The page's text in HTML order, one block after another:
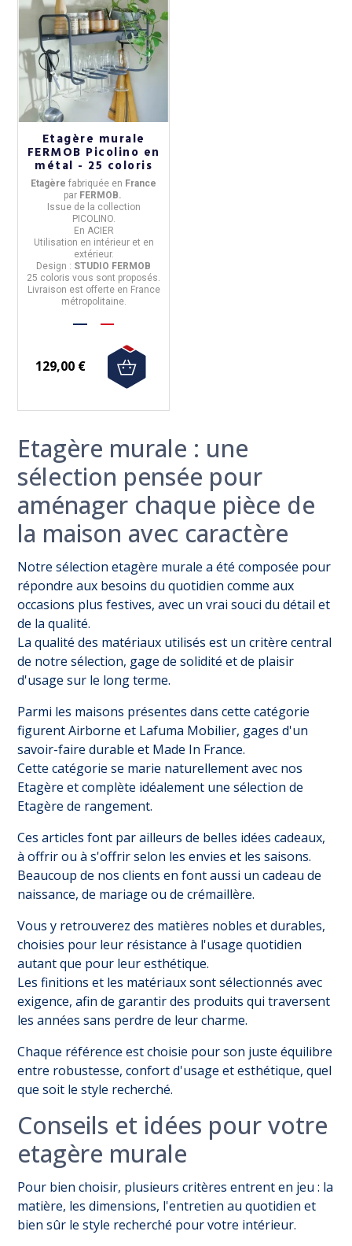
Etagère murale
FERMOB Picolino en
métal - 25 coloris
Etagèrefabriquée en France
par FERMOB.
Issue de la collection
PICOLINO.
En ACIER
Utilisation en intérieur et en
extérieur.
Design : STUDIO FERMOB
25 coloris vous sont proposés.
Livraison est offerte en France
métropolitaine.
129,00 €
Etagère murale : une
sélection pensée pour
aménager chaque pièce de
la maison avec caractère
Notre sélection etagère murale a été composée pour
répondre aux besoins du quotidien comme aux
occasions plus festives, avec un vrai souci du détail et
de la qualité.
La qualité des matériaux utilisés est un critère central
de notre sélection, gage de solidité et de plaisir
d'usage sur le long terme.
Parmi les maisons présentes dans cette catégorie
figurent Airborne et Lafuma Mobilier, gages d'un
savoir-faire durable et Made In France.
Cette catégorie se marie naturellement avec nos
Etagère et complète idéalement une sélection de
Etagère de rangement.
Ces articles font par ailleurs de belles idées cadeaux,
à offrir ou à s'offrir selon les envies et les saisons.
Beaucoup de nos clients en font aussi un cadeau de
naissance, de mariage ou de crémaillère.
Vous y retrouverez des matières nobles et durables,
choisies pour leur résistance à l'usage quotidien
autant que pour leur esthétique.
Les finitions et les matériaux sont sélectionnés avec
exigence, afin de garantir des produits qui traversent
les années sans perdre de leur charme.
Chaque référence est choisie pour son juste équilibre
entre robustesse, confort d'usage et esthétique, quel
que soit le style recherché.
Conseils et idées pour votre
etagère murale
Pour bien choisir, plusieurs critères entrent en jeu : la
matière, les dimensions, l'entretien au quotidien et
bien sûr le style recherché pour votre intérieur.